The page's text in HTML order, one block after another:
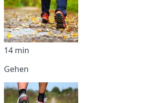
14 min
Gehen